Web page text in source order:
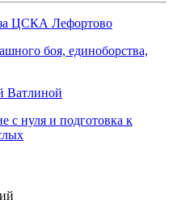
ЦСКА Лефортово
боя, единоборства,
Ватлиной
с нуля и подготовка к